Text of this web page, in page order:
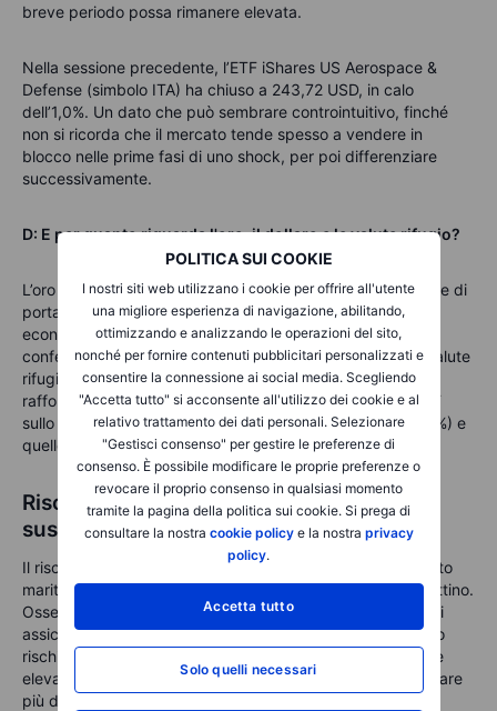
POLITICA SUI COOKIE
I nostri siti web utilizzano i cookie per offrire all'utente
una migliore esperienza di navigazione, abilitando,
ottimizzando e analizzando le operazioni del sito,
nonché per fornire contenuti pubblicitari personalizzati e
consentire la connessione ai social media. Scegliendo
"Accetta tutto" si acconsente all'utilizzo dei cookie e al
relativo trattamento dei dati personali. Selezionare
"Gestisci consenso" per gestire le preferenze di
consenso. È possibile modificare le proprie preferenze o
revocare il proprio consenso in qualsiasi momento
tramite la pagina della politica sui cookie. Si prega di
consultare la nostra cookie policye la nostra privacy
policy.
Accetta tutto
Solo quelli necessari
breve periodo possa rimanere elevata.
Nella sessione precedente, l’ETF iShares US Aerospace &
Defense (simbolo ITA) ha chiuso a 243,72 USD, in calo
dell’1,0%. Un dato che può sembrare controintuitivo, finché
non si ricorda che il mercato tende spesso a vendere in
blocco nelle prime fasi di uno shock, per poi differenziare
successivamente.
D: E per quanto riguarda l'oro, il dollaro e le valute rifugio?
L’oro tende a comportarsi come una forma di assicurazione di
portafoglio, perché meno dipendente dalle prospettive
economiche di un singolo Paese. La chiusura precedente
conferma questo schema: GLD è salito del 2,7%. Anche valute
rifugio come yen giapponese e franco svizzero tendono a
rafforzarsi nelle fasi di risk‑off. Come semplici proxy, l’ETF
sullo yen giapponese (FXY) ha chiuso a 58,83 USD (+0,2%) e
quello sul franco svizzero (FXF) a 114,88 USD (+0,1%).
Rischi da monitorare mentre le notizie si
susseguono
Il rischio principale è un'escalation che mantiene il trasporto
marittimo bloccato più a lungo di quanto i mercati si aspettino.
Osserva segni come lunghe file di petroliere, sovrapprezzi
assicurativi crescenti e deviazioni più frequenti. Il secondo
rischio è macroeconomico. Se il prezzo del petrolio rimane
elevato, l'inflazione può persistere e i tagli dei tassi diventare
più difficili da attuare. Il terzo rischio è la sorpresa delle